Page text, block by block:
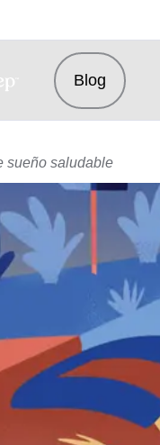
Blog
sueño saludable